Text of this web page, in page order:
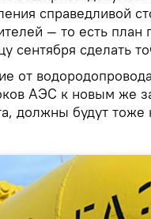
справедливой
— то есть
сентября сделать
от
АЭС к новым же
должны будут тоже